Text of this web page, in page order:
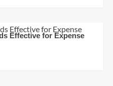
Effective for Expense